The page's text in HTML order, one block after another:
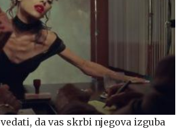
da vas skrbi njegova izguba